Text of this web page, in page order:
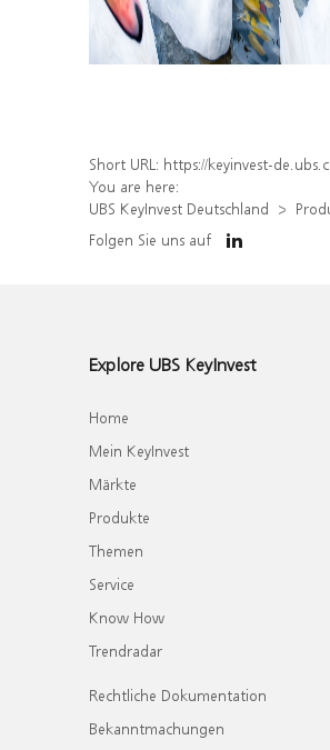
Short URL: https://keyinvest-de.ubs.com/produkt/detail/index/
You are here:
UBS KeyInvest Deutschland
Folgen Sie uns auf
Explore UBS KeyInvest
Home
Mein KeyInvest
Märkte
Produkte
Themen
Service
Know How
Trendradar
Rechtliche Dokumentation
Bekanntmachungen